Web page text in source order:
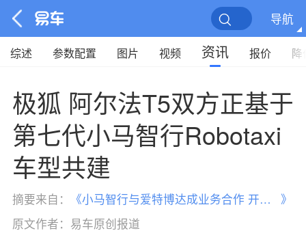
导航
综述 参数配置 图片 视频 资讯 报价 降
极狐 阿尔法T5双方正基于
第七代小马智行Robotaxi
车型共建
摘要来自： 《 小马智行与爱特博达成业务合作 开辟Robotaxi高端出行市场
》
原文作者： 易车原创报道